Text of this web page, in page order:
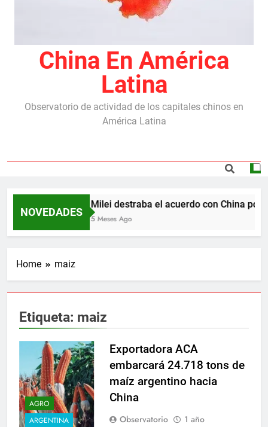
China En América
Latina
Observatorio de actividad de los capitales chinos en
América Latina
NOVEDADES
Milei destraba el acuerdo con China por
5 Meses Ago
Home maiz
Etiqueta: maiz
AGRO
ARGENTINA
Exportadora ACA
embarcará 24.718 tons de
maíz argentino hacia
China
Observatorio
1 año